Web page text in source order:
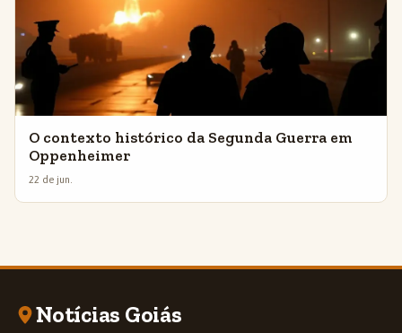
O contexto histórico da Segunda Guerra em
Oppenheimer
22 de jun.
Notícias Goiás